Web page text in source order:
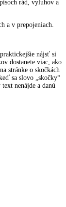
rád, vyluhov a
a v prepojeniach.
praktickejšie nájsť si
dostanete viac, ako
stránke o skočkách
sa slovo „skočky“
nenájde a danú